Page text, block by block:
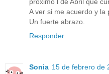
próximo l de Abril que
A ver si me acuerdo y la
Un fuerte abrazo.
Responder
Sonia 15 de febrero de